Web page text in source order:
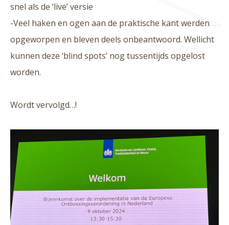
snel als de ‘live’ versie
-Veel haken en ogen aan de praktische kant werden
opgeworpen en bleven deels onbeantwoord. Wellicht
kunnen deze ‘blind spots’ nog tussentijds opgelost
worden.
Wordt vervolgd…!